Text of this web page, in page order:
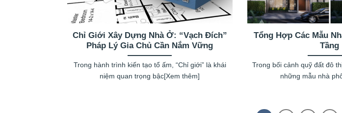
Chỉ Giới Xây Dựng Nhà Ở: “Vạch Đích”
Pháp Lý Gia Chủ Cần Nắm Vững
Trong hành trình kiến tạo tổ ấm, “Chỉ giới” là khái
niệm quan trọng bậc[Xem thêm]
Tổng Hợp Các Mẫu
Tầng
Trong bối cảnh quỹ đất đô
những mẫu nhà